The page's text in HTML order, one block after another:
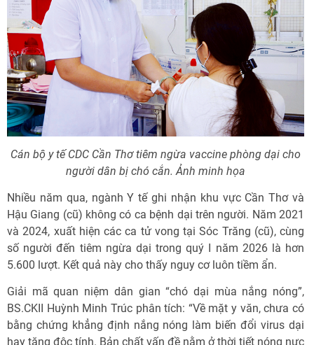
Cán bộ y tế CDC Cần Thơ tiêm ngừa vaccine phòng dại cho
người dân bị chó cắn. Ảnh minh họa
Nhiều năm qua, ngành Y tế ghi nhận khu vực Cần Thơ và
Hậu Giang (cũ) không có ca bệnh dại trên người. Năm 2021
và 2024, xuất hiện các ca tử vong tại Sóc Trăng (cũ), cùng
số người đến tiêm ngừa dại trong quý I năm 2026 là hơn
5.600 lượt. Kết quả này cho thấy nguy cơ luôn tiềm ẩn.
Giải mã quan niệm dân gian “chó dại mùa nắng nóng”,
BS.CKII Huỳnh Minh Trúc phân tích: “Về mặt y văn, chưa có
bằng chứng khẳng định nắng nóng làm biến đổi virus dại
hay tăng độc tính. Bản chất vấn đề nằm ở thời tiết nóng nực